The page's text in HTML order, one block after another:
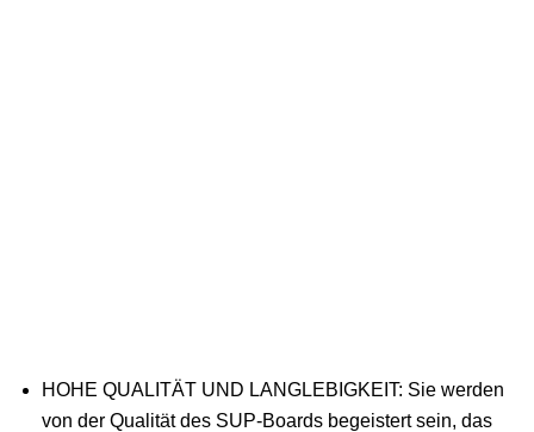
HOHE QUALITÄT UND LANGLEBIGKEIT: Sie werden
von der Qualität des SUP-Boards begeistert sein, das